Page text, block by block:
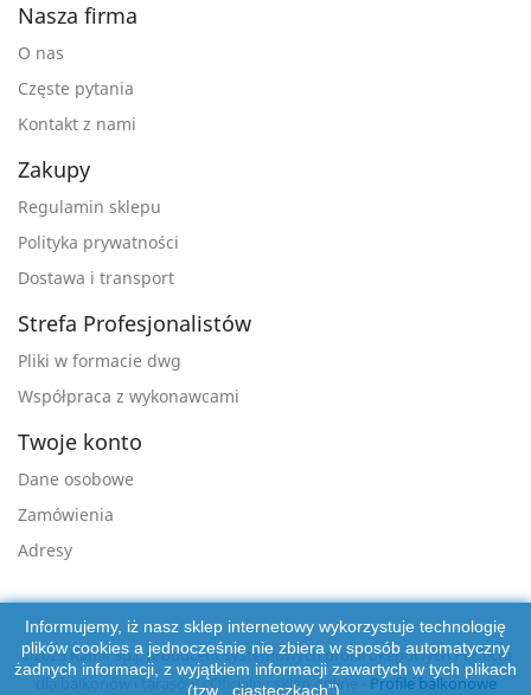
Nasza firma
O nas
Częste pytania
Kontakt z nami
Zakupy
Regulamin sklepu
Polityka prywatności
Dostawa i transport
Strefa Profesjonalistów
Pliki w formacie dwg
Współpraca z wykonawcami
Twoje konto
Dane osobowe
Zamówienia
Adresy
Informujemy, iż nasz sklep internetowy wykorzystuje technologię
plików cookies a jednocześnie nie zbiera w sposób automatyczny
żadnych informacji, z wyjątkiem informacji zawartych w tych plikach
(tzw. „ciasteczkach”).
©2025 Kamir sp.j. producent systemowych profili okapowych Perfecta
dla balkonów i tarasów - Oficjalny sklep online - Profile balkonowe